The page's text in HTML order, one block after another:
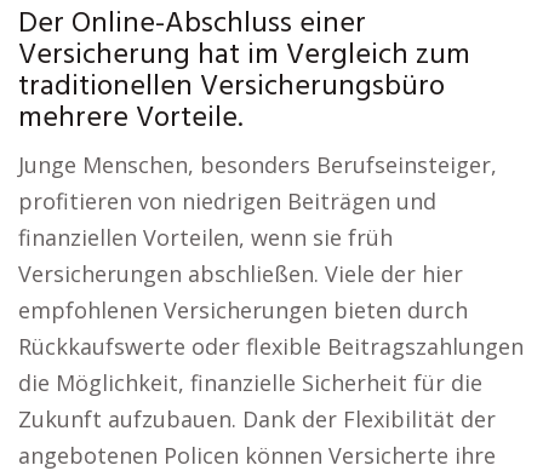
Der Online-Abschluss einer
Versicherung hat im Vergleich zum
traditionellen Versicherungsbüro
mehrere Vorteile.
Junge Menschen, besonders Berufseinsteiger,
profitieren von niedrigen Beiträgen und
finanziellen Vorteilen, wenn sie früh
Versicherungen abschließen. Viele der hier
empfohlenen Versicherungen bieten durch
Rückkaufswerte oder flexible Beitragszahlungen
die Möglichkeit, finanzielle Sicherheit für die
Zukunft aufzubauen. Dank der Flexibilität der
angebotenen Policen können Versicherte ihre